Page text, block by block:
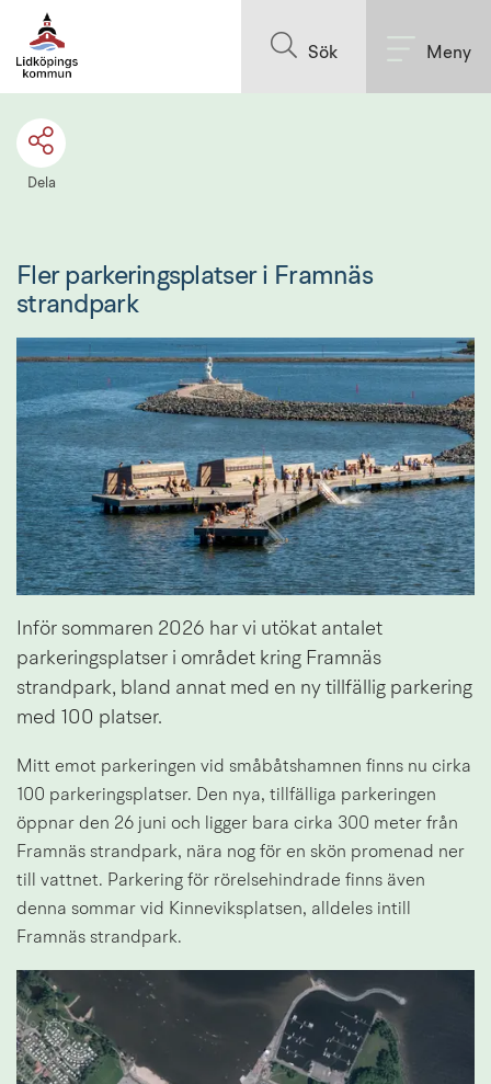
Sök Meny
Dela
Fler parkeringsplatser i Framnäs
strandpark
Inför sommaren 2026 har vi utökat antalet
parkeringsplatser i området kring Framnäs
strandpark, bland annat med en ny tillfällig parkering
med 100 platser.
Mitt emot parkeringen vid småbåtshamnen finns nu cirka
100 parkeringsplatser. Den nya, tillfälliga parkeringen
öppnar den 26 juni och ligger bara cirka 300 meter från
Framnäs strandpark, nära nog för en skön promenad ner
till vattnet. Parkering för rörelsehindrade finns även
denna sommar vid Kinneviksplatsen, alldeles intill
Framnäs strandpark.